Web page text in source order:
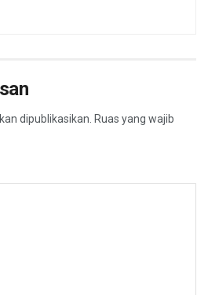
dipublikasikan. Ruas yang wajib